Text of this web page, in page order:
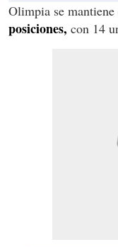
Olimpia se
posiciones, con 14